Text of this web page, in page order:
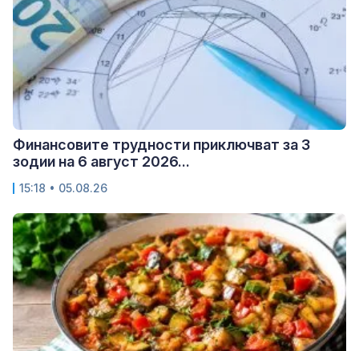
Финансовите трудности приключват за 3
зодии на 6 август 2026...
15:18 • 05.08.26